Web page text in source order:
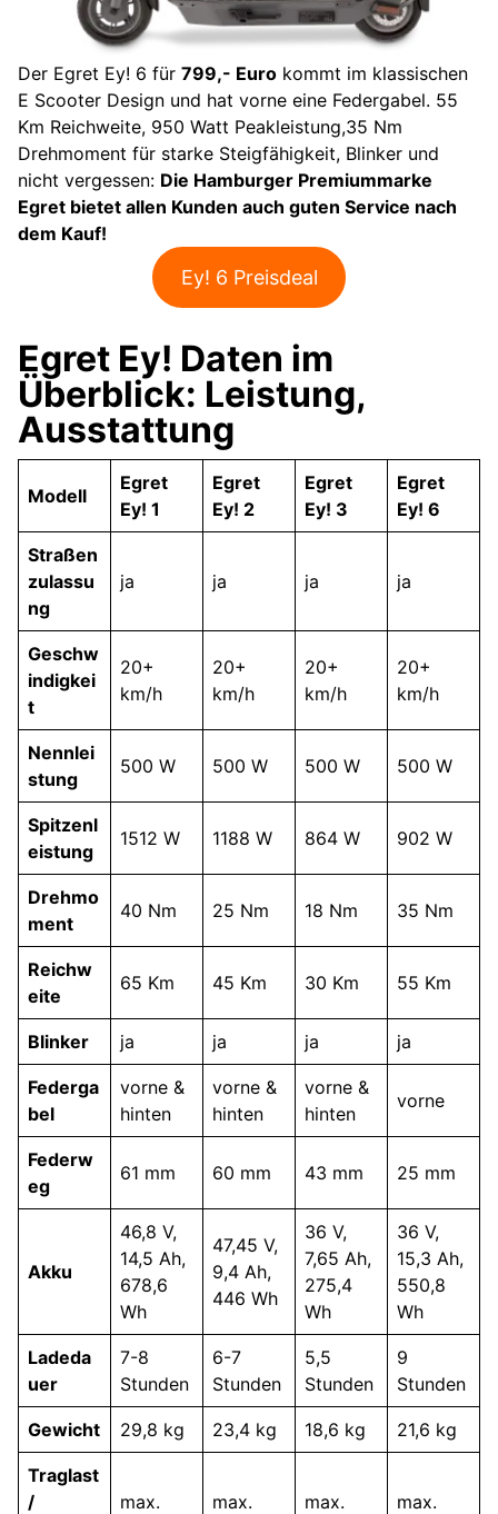
Der Egret Ey! 6 für 799,- Euro kommt im klassischen
E Scooter Design und hat vorne eine Federgabel. 55
Km Reichweite, 950 Watt Peakleistung,35 Nm
Drehmoment für starke Steigfähigkeit, Blinker und
nicht vergessen: Die Hamburger Premiummarke
Egret bietet allen Kunden auch guten Service nach
dem Kauf!
Ey! 6 Preisdeal
Egret Ey! Daten im
Überblick: Leistung,
Ausstattung
Modell
Egret
Ey! 1
Egret
Ey! 2
Egret
Ey! 3
Egret
Ey! 6
Straßen
zulassu
ng
ja ja ja ja
Geschw
indigkei
t
20+
km/h
20+
km/h
20+
km/h
20+
km/h
Nennlei
stung
500 W 500 W 500 W 500 W
Spitzenl
eistung
1512 W 1188 W 864 W 902 W
Drehmo
ment
40 Nm 25 Nm 18 Nm 35 Nm
Reichw
eite
65 Km 45 Km 30 Km 55 Km
Blinker ja ja ja ja
Federga
bel
vorne &
hinten
vorne &
hinten
vorne &
hinten
vorne
Federw
eg
61 mm 60 mm 43 mm 25 mm
Akku
46,8 V,
14,5 Ah,
678,6
Wh
47,45 V,
9,4 Ah,
446 Wh
36 V,
7,65 Ah,
275,4
Wh
36 V,
15,3 Ah,
550,8
Wh
Ladeda
uer
7-8
Stunden
6-7
Stunden
5,5
Stunden
9
Stunden
Gewicht 29,8 kg 23,4 kg 18,6 kg 21,6 kg
Traglast
/
max.
max.
max.
max.